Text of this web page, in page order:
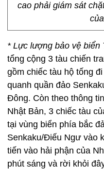
cao phải giám sát
* Lực lượng bảo vệ biển
tổng cộng 3 tàu chiến
gồm chiếc tàu hộ tống
quanh quần đảo
Đông. Còn theo thông
Nhật Bản, 3 chiếc tàu
tại vùng biển phía bắc
Senkaku/Điếu Ngư vào
tiến vào hải phận của
phút sáng và rời khỏi